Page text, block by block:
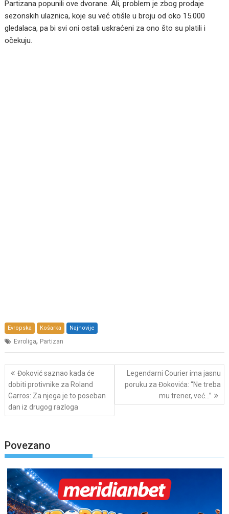
Partizana popunili ove dvorane. Ali, problem je zbog prodaje
sezonskih ulaznica, koje su već otišle u broju od oko 15.000
gledalaca, pa bi svi oni ostali uskraćeni za ono što su platili i
očekuju.
Evropska Košarka Najnovije
Evroliga, Partizan
Post
navigation
Đoković saznao kada će
dobiti protivnike za Roland
Garros: Za njega je to poseban
dan iz drugog razloga
Legendarni Courier ima jasnu
poruku za Đokovića: “Ne treba
mu trener, već…”
Povezano